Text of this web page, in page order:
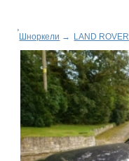
Шноркели → LAND ROVER